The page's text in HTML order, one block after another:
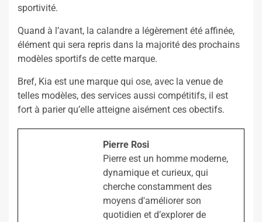
sportivité.
Quand à l’avant, la calandre a légèrement été affinée,
élément qui sera repris dans la majorité des prochains
modèles sportifs de cette marque.
Bref, Kia est une marque qui ose, avec la venue de
telles modèles, des services aussi compétitifs, il est
fort à parier qu’elle atteigne aisément ces obectifs.
Pierre Rosi
Pierre est un homme moderne,
dynamique et curieux, qui
cherche constamment des
moyens d'améliorer son
quotidien et d’explorer de